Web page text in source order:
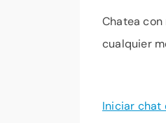
Chatea con
cualquier
Iniciar chat